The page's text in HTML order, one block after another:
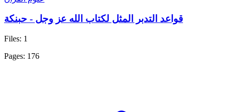
قواعد التدبر المثل لكتاب الله عز وجل - حبنكة
Files: 1
Pages: 176